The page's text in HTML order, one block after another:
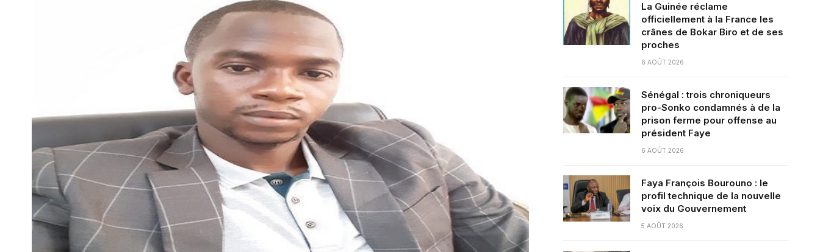
La Guinée réclame
officiellement à la France les
crânes de Bokar Biro et de ses
proches
6 AOÛT 2026
Sénégal : trois chroniqueurs
pro-Sonko condamnés à de la
prison ferme pour offense au
président Faye
6 AOÛT 2026
Faya François Bourouno : le
profil technique de la nouvelle
voix du Gouvernement
5 AOÛT 2026